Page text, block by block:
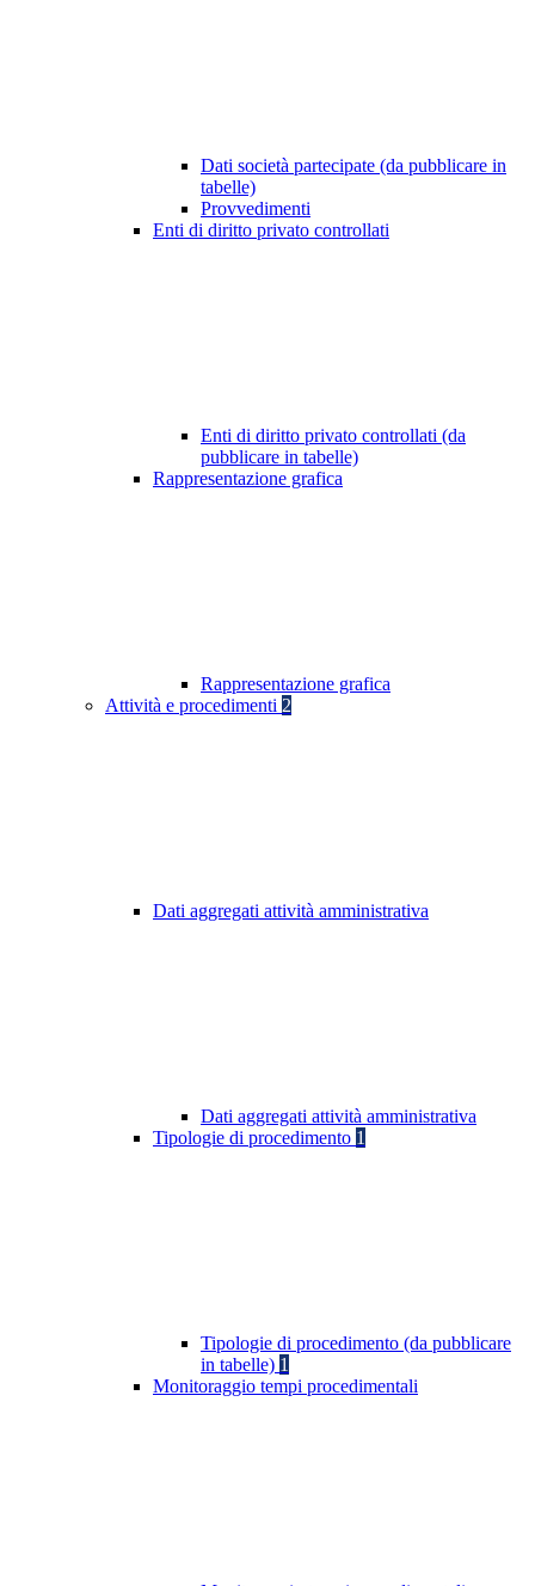
Dati società partecipate (da pubblicare in
tabelle)
Provvedimenti
Enti di diritto privato controllati
Enti di diritto privato controllati (da
pubblicare in tabelle)
Rappresentazione grafica
Rappresentazione grafica
Attività e procedimenti 2
Dati aggregati attività amministrativa
Dati aggregati attività amministrativa
Tipologie di procedimento 1
Tipologie di procedimento (da pubblicare
in tabelle) 1
Monitoraggio tempi procedimentali